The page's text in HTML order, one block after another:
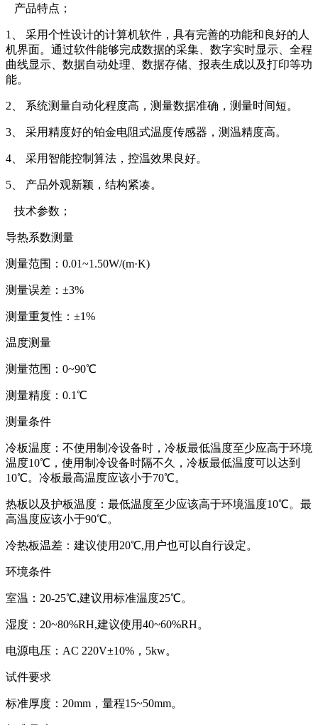
产品特点；
1、 采用个性设计的计算机软件，具有完善的功能和良好的人
机界面。通过软件能够完成数据的采集、数字实时显示、全程
曲线显示、数据自动处理、数据存储、报表生成以及打印等功
能。
2、 系统测量自动化程度高，测量数据准确，测量时间短。
3、 采用精度好的铂金电阻式温度传感器，测温精度高。
4、 采用智能控制算法，控温效果良好。
5、 产品外观新颖，结构紧凑。
技术参数；
导热系数测量
测量范围：0.01~1.50W/(m·K)
测量误差：±3%
测量重复性：±1%
温度测量
测量范围：0~90℃
测量精度：0.1℃
测量条件
冷板温度：不使用制冷设备时，冷板最低温度至少应高于环境
温度10℃，使用制冷设备时隔不久，冷板最低温度可以达到
10℃。冷板最高温度应该小于70℃。
热板以及护板温度：最低温度至少应该高于环境温度10℃。最
高温度应该小于90℃。
冷热板温差：建议使用20℃,用户也可以自行设定。
环境条件
室温：20-25℃,建议用标准温度25℃。
湿度：20~80%RH,建议使用40~60%RH。
电源电压：AC 220V±10%，5kw。
试件要求
标准厚度：20mm，量程15~50mm。